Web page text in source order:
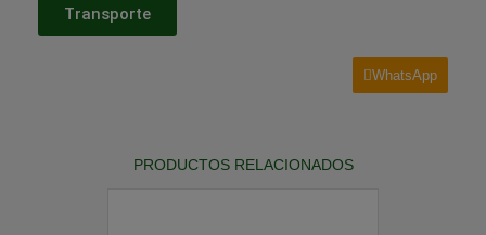
Transporte
WhatsApp
PRODUCTOS RELACIONADOS